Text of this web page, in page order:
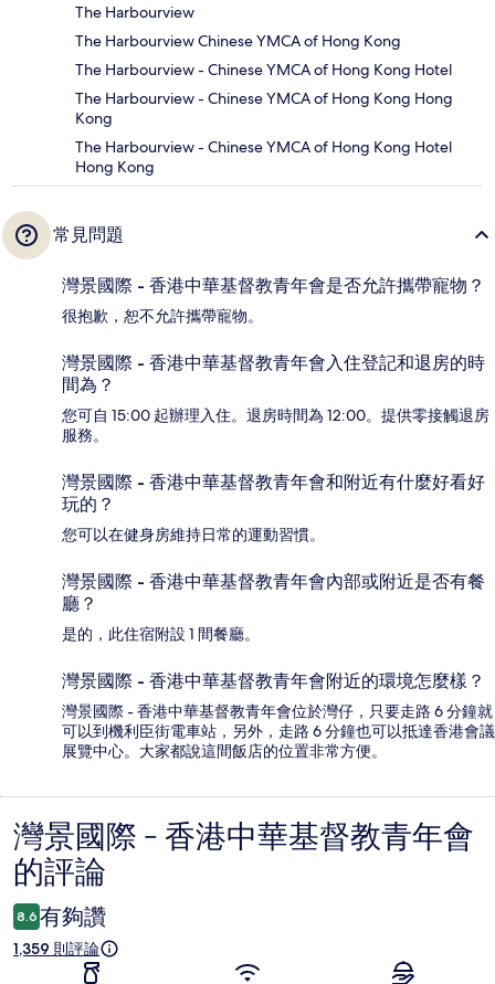
The Harbourview
The Harbourview Chinese YMCA of Hong Kong
The Harbourview - Chinese YMCA of Hong Kong Hotel
The Harbourview - Chinese YMCA of Hong Kong Hong
Kong
The Harbourview - Chinese YMCA of Hong Kong Hotel
Hong Kong
常見問題
灣景國際 - 香港中華基督教青年會是否允許攜帶寵物？
很抱歉，恕不允許攜帶寵物。
灣景國際 - 香港中華基督教青年會入住登記和退房的時
間為？
您可自 15:00 起辦理入住。退房時間為 12:00。提供零接觸退房
服務。
灣景國際 - 香港中華基督教青年會和附近有什麼好看好
玩的？
您可以在健身房維持日常的運動習慣。
灣景國際 - 香港中華基督教青年會內部或附近是否有餐
廳？
是的，此住宿附設 1 間餐廳。
灣景國際 - 香港中華基督教青年會附近的環境怎麼樣？
灣景國際 - 香港中華基督教青年會位於灣仔，只要走路 6 分鐘就
可以到機利臣街電車站，另外，走路 6 分鐘也可以抵達香港會議
展覽中心。大家都說這間飯店的位置非常方便。
評
論
灣景國際 - 香港中華基督教青年會
的評論
8.6 有夠讚
1,359 則評論